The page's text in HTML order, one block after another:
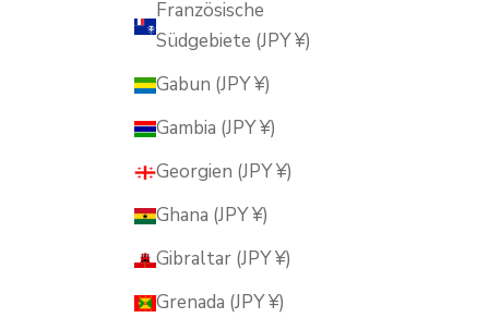
Französische
Südgebiete (JPY ¥)
Gabun (JPY ¥)
Gambia (JPY ¥)
Georgien (JPY ¥)
Ghana (JPY ¥)
Gibraltar (JPY ¥)
Grenada (JPY ¥)